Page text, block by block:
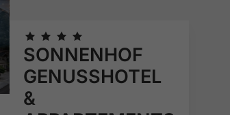
🞙 🞙 🞙 🞙
SONNENHOF
GENUSSHOTEL
&